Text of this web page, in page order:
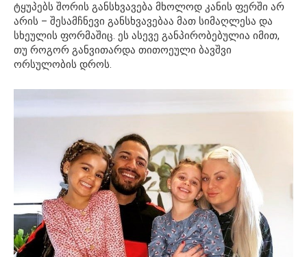
ტყუპებს შორის განსხვავება მხოლოდ კანის ფერში არ
არის – შესამჩნევი განსხვავებაა მათ სიმაღლესა და
სხეულის ფორმაშიც. ეს ასევე განპირობებულია იმით,
თუ როგორ განვითარდა თითოეული ბავშვი
ორსულობის დროს.